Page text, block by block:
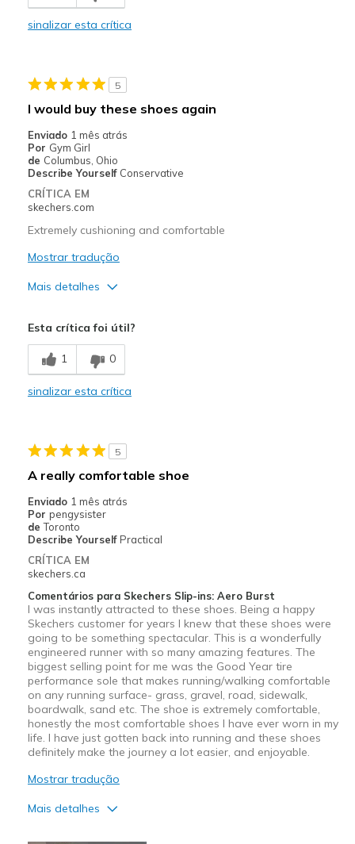
Width
Sizing
Feels true to size
sinalizar esta crítica
5
I would buy these shoes again
Enviado 1 mês atrás
Por Gym Girl
de Columbus, Ohio
Describe Yourself Conservative
CRÍTICA EM
skechers.com
Extremely cushioning and comfortable
Mostrar tradução
Mais detalhes
Breathe Well
Comfortable
Stylish
Melhores utilizações
Casual Wear
Travel
Width
Sizing
Feels true to size
Esta crítica foi útil?
1 0
sinalizar esta crítica
5
A really comfortable shoe
Enviado 1 mês atrás
Por pengysister
de Toronto
Describe Yourself Practical
CRÍTICA EM
skechers.ca
Comentários para Skechers Slip-ins: Aero Burst
I was instantly attracted to these shoes. Being a happy
Skechers customer for years I knew that these shoes were
going to be something spectacular. This is a wonderfully
engineered runner with so many amazing features. The
biggest selling point for me was the Good Year tire
performance sole that makes running/walking comfortable
on any running surface- grass, gravel, road, sidewalk,
boardwalk, sand etc. The shoe is extremely comfortable,
honestly the most comfortable shoes I have ever worn in my
life. I have just gotten back into running and these shoes
definitely make the journey a lot easier, and enjoyable.
Mostrar tradução
Mais detalhes